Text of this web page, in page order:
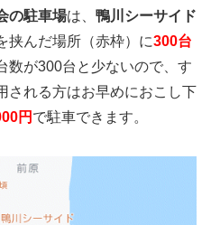
の駐車場は、 鴨川シーサイド
挟んだ場所（赤枠）に300台
数が300台と少ないので、す
される方はお早めにおこし下
円 で駐車できます。